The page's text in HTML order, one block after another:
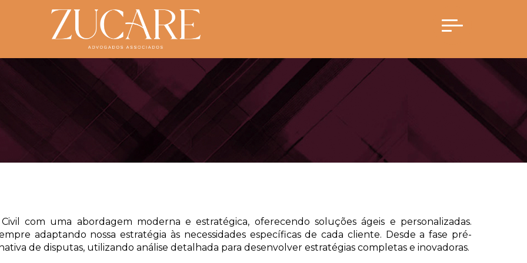
ÁREAS DE ATUAÇÃO
com uma abordagem moderna e estratégica, oferecendo soluções ágeis e personalizadas.
adaptando nossa estratégia às necessidades específicas de cada cliente. Desde a fase pré-
de disputas, utilizando análise detalhada para desenvolver estratégias completas e inovadoras.